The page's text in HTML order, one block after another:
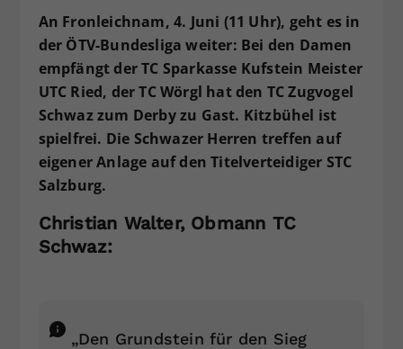
An Fronleichnam, 4. Juni (11 Uhr), geht es in
der ÖTV-Bundesliga weiter: Bei den Damen
empfängt der TC Sparkasse Kufstein Meister
UTC Ried, der TC Wörgl hat den TC Zugvogel
Schwaz zum Derby zu Gast. Kitzbühel ist
spielfrei. Die Schwazer Herren treffen auf
eigener Anlage auf den Titelverteidiger STC
Salzburg.
Christian Walter, Obmann TC
Schwaz:
„Den Grundstein für den Sieg